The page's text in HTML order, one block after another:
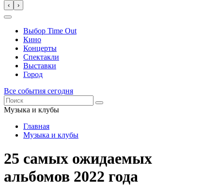
‹ ›
Выбор Time Out
Кино
Концерты
Спектакли
Выставки
Город
Все события сегодня
Музыка и клубы
Главная
Музыка и клубы
25 cамых ожидаемых
альбомов 2022 года